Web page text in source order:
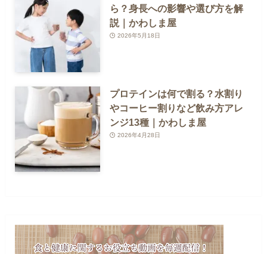
ら？身長への影響や選び方を解
説｜かわしま屋
2026年5月18日
プロテインは何で割る？水割り
やコーヒー割りなど飲み方アレ
ンジ13種｜かわしま屋
2026年4月28日